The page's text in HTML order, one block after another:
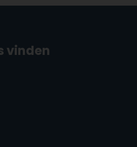
vinden